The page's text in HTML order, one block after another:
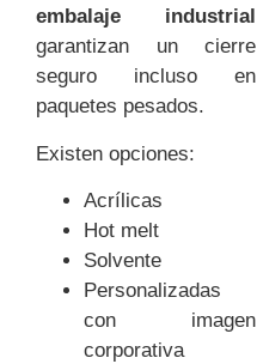
embalaje industrial
garantizan un cierre
seguro incluso en
paquetes pesados.
Existen opciones:
Acrílicas
Hot melt
Solvente
Personalizadas
con imagen
corporativa